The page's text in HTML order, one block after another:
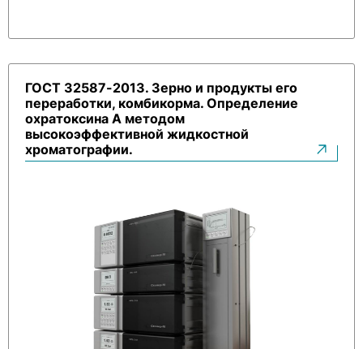
ГОСТ 32587-2013. Зерно и продукты его
переработки, комбикорма. Определение
охратоксина А методом
высокоэффективной жидкостной
хроматографии.